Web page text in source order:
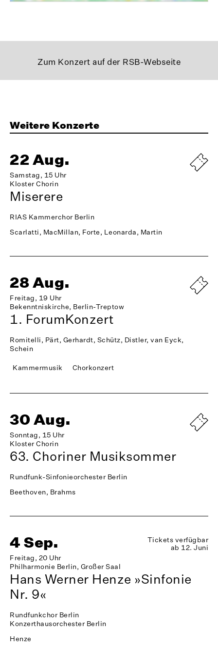
Zum Konzert auf der RSB-Webseite
Weitere Konzerte
22 Aug.
Samstag, 15 Uhr
Kloster Chorin
Miserere
RIAS Kammerchor Berlin
Scarlatti, MacMillan, Forte, Leonarda, Martin
28 Aug.
Freitag, 19 Uhr
Bekenntniskirche, Berlin-Treptow
1. ForumKonzert
Romitelli, Pärt, Gerhardt, Schütz, Distler, van Eyck,
Schein
Kammermusik Chorkonzert
30 Aug.
Sonntag, 15 Uhr
Kloster Chorin
63. Choriner Musiksommer
Rundfunk-Sinfonieorchester Berlin
Beethoven, Brahms
4 Sep.
Freitag, 20 Uhr
Philharmonie Berlin, Großer Saal
Tickets verfügbar
ab 12. Juni
Hans Werner Henze »Sinfonie
Nr. 9«
Rundfunkchor Berlin
Konzerthausorchester Berlin
Henze